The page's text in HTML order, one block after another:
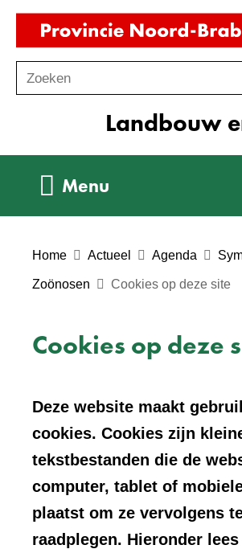
Ga
de
inhoud
o
Zoeken
Landbouw
Menu
Home Actueel Agenda
Zoönosen Cookies op deze site
Cookies op deze
Deze website maakt
cookies. Cookies zijn
tekstbestanden die de
computer, tablet of
plaatst om ze vervolgens
raadplegen. Hieronder